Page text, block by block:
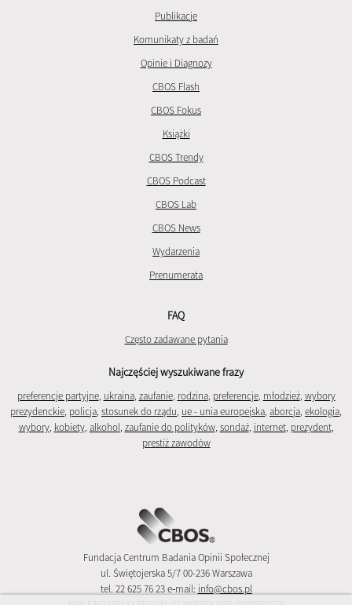
Publikacje
Komunikaty z badań
Opinie i Diagnozy
CBOS Flash
CBOS Fokus
Książki
CBOS Trendy
CBOS Podcast
CBOS Lab
CBOS News
Wydarzenia
Prenumerata
FAQ
Często zadawane pytania
Najczęściej wyszukiwane frazy
preferencje partyjne, ukraina, zaufanie, rodzina, preferencje, młodzież, wybory
prezydenckie, policja, stosunek do rządu, ue - unia europejska, aborcja, ekologia,
wybory, kobiety, alkohol, zaufanie do polityków, sondaż, internet, prezydent,
prestiż zawodów
Fundacja Centrum Badania Opinii Społecznej
ul. Świętojerska 5/7 00-236 Warszawa
tel. 22 625 76 23 e‑mail: info@cbos.pl